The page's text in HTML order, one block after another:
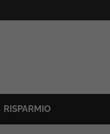
RISPARMIO